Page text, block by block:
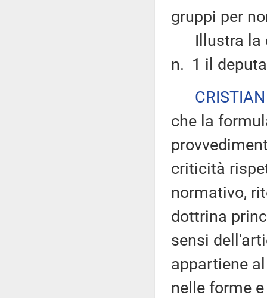
gruppi per
Illustra la
n. 1 il
che la
criticità
normativo,
dottrina
sensi
appartiene
nelle forme